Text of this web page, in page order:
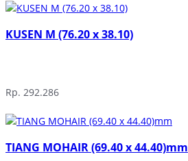
KUSEN M (76.20 x 38.10)
Rp. 292.286
TIANG MOHAIR (69.40 x 44.40)mm